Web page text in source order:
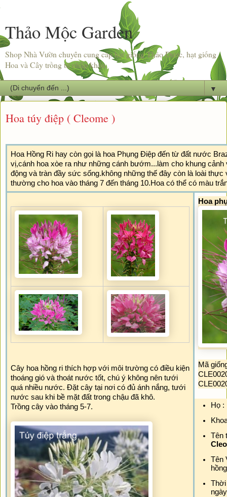
Thảo Mộc Garden
Shop Nhà Vườn chuyên cung cấp hạt giống Thảo Dược, hạt giống
Hoa và Cây trồng từ nhập khẩu.
▼
Hoa túy điệp ( Cleome )
Hoa Hồng Ri hay còn gọi là hoa Phụng Điệp đến từ đất nước
vị,cánh hoa xòe ra như những cánh bướm...làm cho khung
động và tràn đầy sức sống.không những thế đây còn là loài thực
thường cho hoa vào tháng 7 đến tháng 10.Hoa có thể có màu
Cây hoa hồng ri thích hợp với môi trường có điều kiện
thoáng gió và thoát nước tốt, chú ý không nên tưới
quá nhiều nước. Đặt cây tại nơi có đủ ánh nắng, tưới
nước sau khi bề mặt đất trong chậu đã khô.
Trồng cây vào tháng 5-7.
Hoa
Mã
Họ :
Tên
Tên
Thời